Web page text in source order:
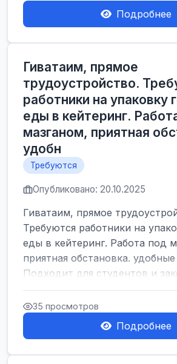
Подробнее
Гиватаим, прямое
трудоустройство.
работники на упаковку
еды в кейтеринг.
мазганом, приятная
удобн
Требуются
Опубликовано: 20.10.2025
Гиватаим, прямое
Требуются работники на
еды в кейтеринг. Работа под
приятная обстановка.
Подходит для студентов и
военную службу
35 просмотров
Подробнее